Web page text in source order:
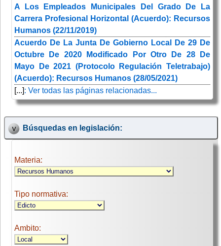
A Los Empleados Municipales Del Grado De La
Carrera Profesional Horizontal (Acuerdo): Recursos
Humanos (22/11/2019)
Acuerdo De La Junta De Gobierno Local De 29 De
Octubre De 2020 Modificado Por Otro De 28 De
Mayo De 2021 (Protocolo Regulación Teletrabajo)
(Acuerdo): Recursos Humanos (28/05/2021)
[...]: Ver todas las páginas relacionadas...
Búsquedas en legislación:
Materia:
Tipo normativa:
Ambito: